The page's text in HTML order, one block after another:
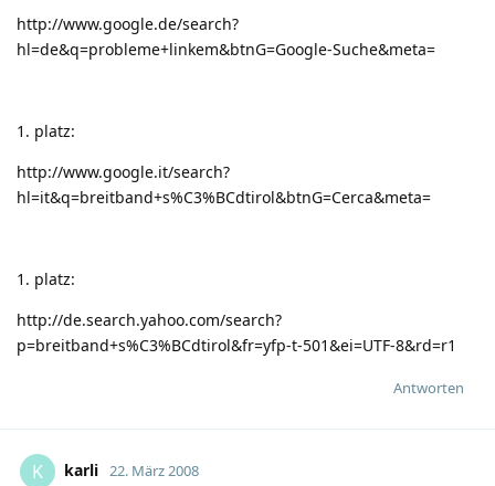
http://www.google.de/search?
hl=de&q=probleme+linkem&btnG=Google-Suche&meta=
1. platz:
http://www.google.it/search?
hl=it&q=breitband+s%C3%BCdtirol&btnG=Cerca&meta=
1. platz:
http://de.search.yahoo.com/search?
p=breitband+s%C3%BCdtirol&fr=yfp-t-501&ei=UTF-8&rd=r1
Antworten
K karli 22. März 2008